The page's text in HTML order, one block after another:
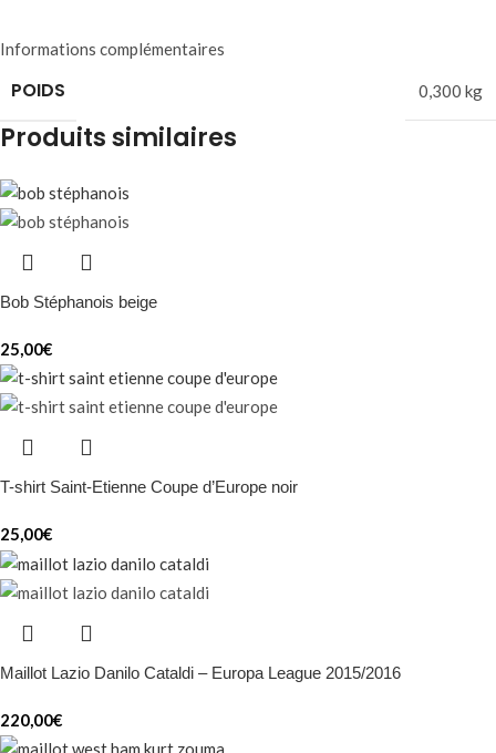
Informations complémentaires
POIDS 0,300 kg
Produits similaires
Bob Stéphanois beige
25,00€
T-shirt Saint-Etienne Coupe d’Europe noir
25,00€
Maillot Lazio Danilo Cataldi – Europa League 2015/2016
220,00€